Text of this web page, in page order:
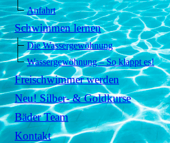
Anfahrt
Schwimmen lernen
Die Wassergewöhnung
Wassergewöhnung – So klappt es!
Freischwimmer werden
Neu! Silber- & Goldkurse
Bäder Team
Kontakt